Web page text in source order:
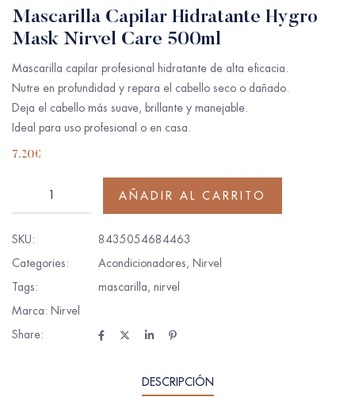
Mascarilla Capilar Hidratante Hygro
Mask Nirvel Care 500ml
Mascarilla capilar profesional hidratante de alta eficacia.
Nutre en profundidad y repara el cabello seco o dañado.
Deja el cabello más suave, brillante y manejable.
Ideal para uso profesional o en casa.
7.20€
AÑADIR AL CARRITO
SKU:
8435054684463
Categories:
Acondicionadores, Nirvel
Tags:
mascarilla, nirvel
Marca: Nirvel
Share:
DESCRIPCIÓN